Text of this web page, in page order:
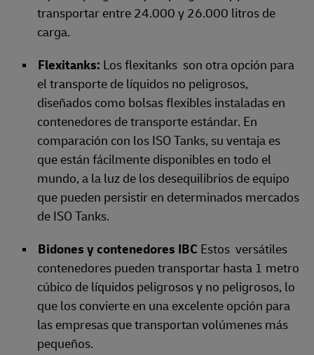
transportar entre 24.000 y 26.000 litros de
carga.
Flexitanks: Los flexitanks son otra opción para
el transporte de líquidos no peligrosos,
diseñados como bolsas flexibles instaladas en
contenedores de transporte estándar. En
comparación con los ISO Tanks, su ventaja es
que están fácilmente disponibles en todo el
mundo, a la luz de los desequilibrios de equipo
que pueden persistir en determinados mercados
de ISO Tanks.
Bidones y contenedores IBC Estos versátiles
contenedores pueden transportar hasta 1 metro
cúbico de líquidos peligrosos y no peligrosos, lo
que los convierte en una excelente opción para
las empresas que transportan volúmenes más
pequeños.